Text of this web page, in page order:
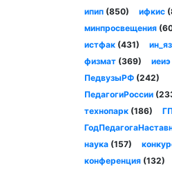
ипип(850) ифкис
минпросвещения
истфак(431) ин_яз
физмат(369) иеиэ
ПедвузыРФ(242)
ПедагогиРоссии
технопарк(186)
наука(157)
конференция(132)